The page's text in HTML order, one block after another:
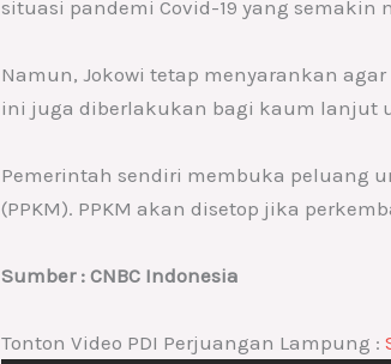
situasi pandemi Covid-19 yang semakin
Namun, Jokowi tetap menyarankan
ini juga diberlakukan bagi kaum lanjut
Pemerintah sendiri membuka peluang
(PPKM). PPKM akan disetop jika
Sumber : CNBC Indonesia
Tonton Video PDI Perjuangan Lampung :